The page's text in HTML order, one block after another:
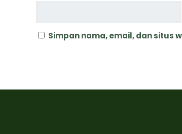
Simpan nama, email, dan situs